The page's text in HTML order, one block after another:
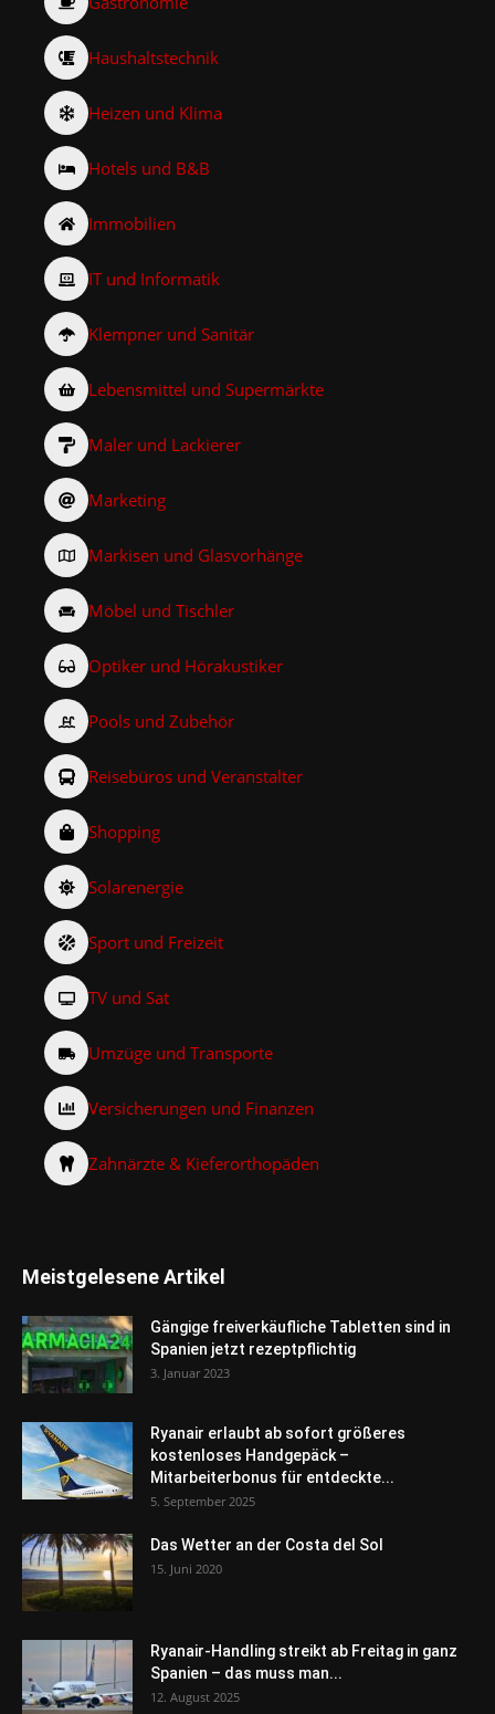
Haushaltstechnik
Heizen und Klima
Hotels und B&B
Immobilien
IT und Informatik
Klempner und Sanitär
Lebensmittel und Supermärkte
Maler und Lackierer
Marketing
Markisen und Glasvorhänge
Möbel und Tischler
Optiker und Hörakustiker
Pools und Zubehör
Reisebüros und Veranstalter
Shopping
Solarenergie
Sport und Freizeit
TV und Sat
Umzüge und Transporte
Versicherungen und Finanzen
Zahnärzte & Kieferorthopäden
Meistgelesene Artikel
Gängige freiverkäufliche Tabletten sind in
Spanien jetzt rezeptpflichtig
3. Januar 2023
Ryanair erlaubt ab sofort größeres
kostenloses Handgepäck –
Mitarbeiterbonus für entdeckte...
5. September 2025
Das Wetter an der Costa del Sol
15. Juni 2020
Ryanair-Handling streikt ab Freitag in ganz
Spanien – das muss man...
12. August 2025